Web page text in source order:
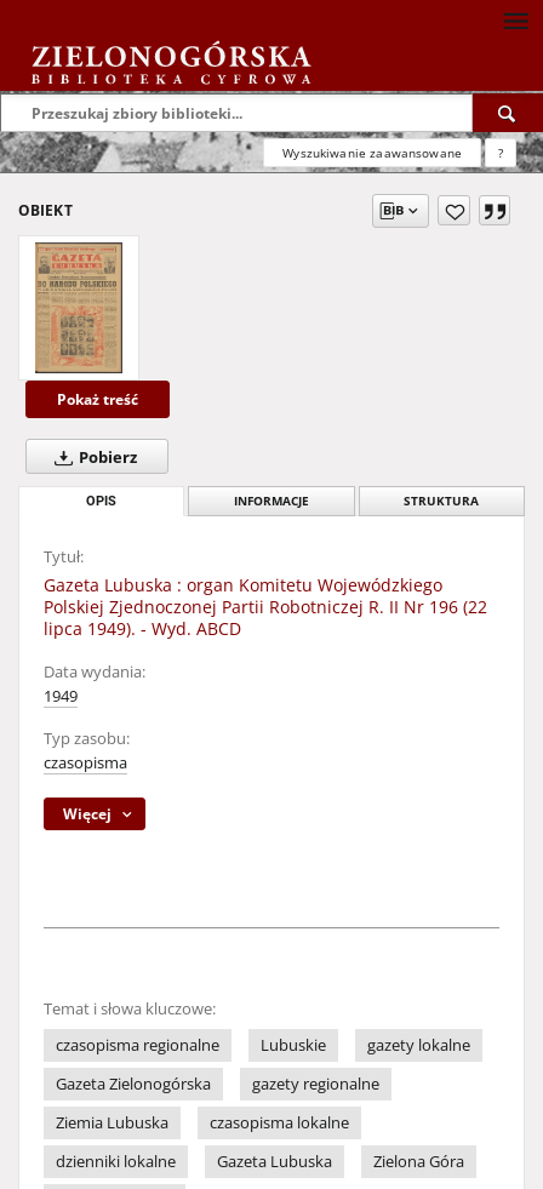
Wyszukiwanie zaawansowane ?
OBIEKT
Pokaż treść
Pobierz
OPIS INFORMACJE STRUKTURA
Tytuł:
Gazeta Lubuska : organ Komitetu Wojewódzkiego
Polskiej Zjednoczonej Partii Robotniczej R. II Nr 196 (22
lipca 1949). - Wyd. ABCD
Data wydania:
1949
Typ zasobu:
czasopisma
Więcej
Temat i słowa kluczowe:
czasopisma regionalne
Lubuskie
gazety lokalne
Gazeta Zielonogórska
gazety regionalne
Ziemia Lubuska
czasopisma lokalne
dzienniki lokalne
Gazeta Lubuska
Zielona Góra